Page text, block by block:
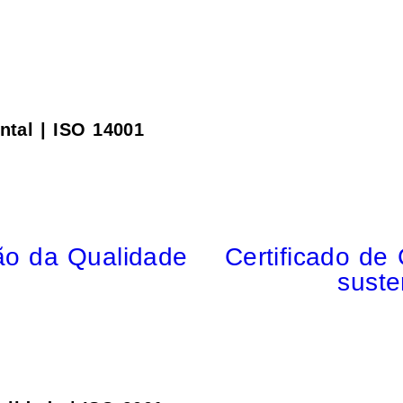
| ISO 14001
da Qualidade
Certificado de